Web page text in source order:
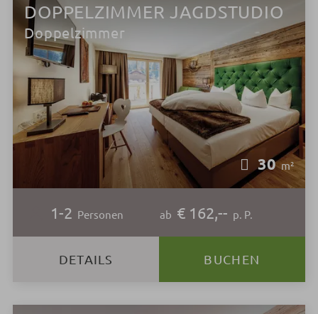
DOPPELZIMMER JAGDSTUDIO
Doppelzimmer
30 m²
1-2 Personen ab € 162,-- p. P.
DETAILS BUCHEN